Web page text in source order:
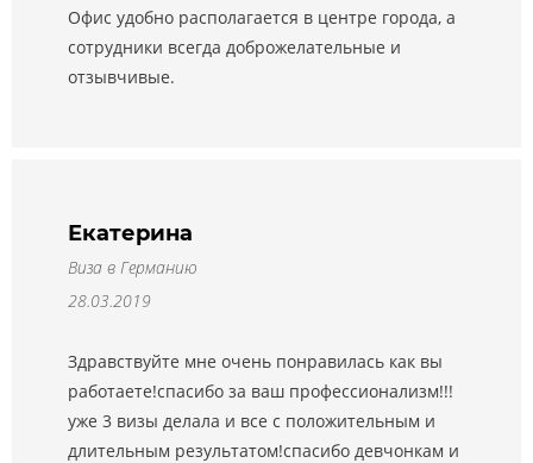
Офис удобно располагается в центре города, а
сотрудники всегда доброжелательные и
отзывчивые.
Екатерина
Виза в Германию
28.03.2019
Здравствуйте мне очень понравилась как вы
работаете!спасибо за ваш профессионализм!!!
уже 3 визы делала и все с положительным и
длительным результатом!спасибо девчонкам и